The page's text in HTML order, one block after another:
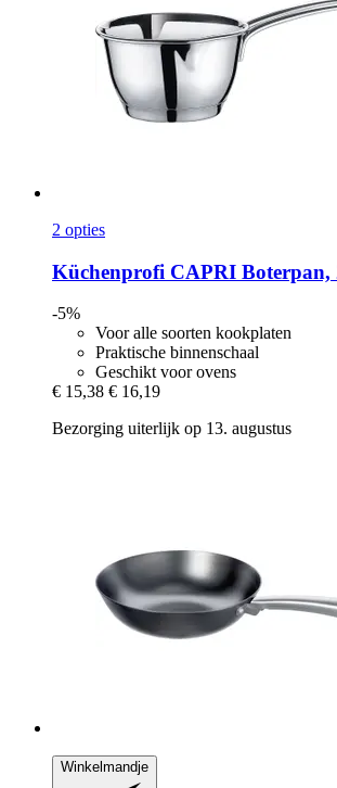
2 opties
Küchenprofi CAPRI Boterpan,
-5%
Voor alle soorten kookplaten
Praktische binnenschaal
Geschikt voor ovens
€ 15,38 € 16,19
Bezorging uiterlijk op 13. augustus
Winkelmandje